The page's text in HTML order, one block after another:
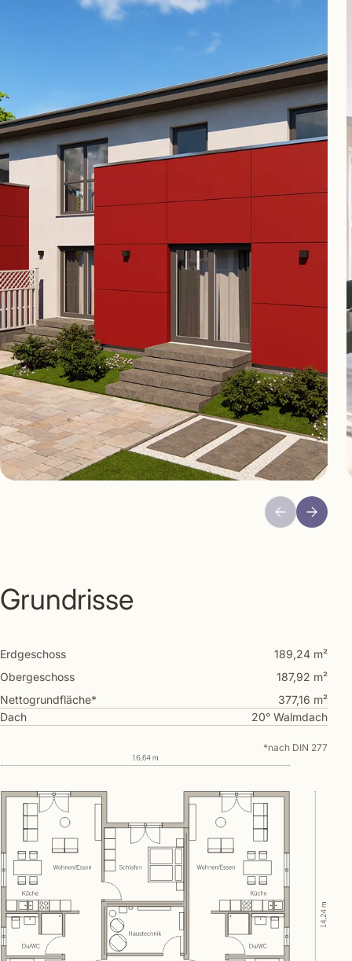
Grundrisse
Erdgeschoss
189,24 m²
Obergeschoss
187,92 m²
Nettogrundfläche*
377,16 m²
Dach
20° Walmdach
*nach DIN 277